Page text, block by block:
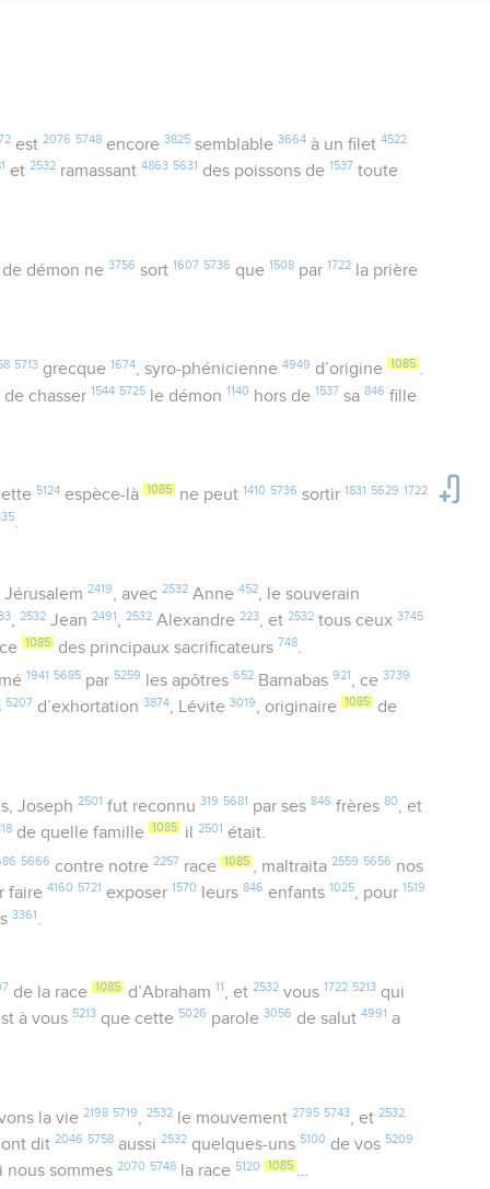
est 2076 5748encore 3825semblable 3664à un filet 4522
et2532 ramassant4863 5631 des poissons de 1537 toute
démon ne 3756 sort 1607 5736 que 1508par 1722la prière
5713grecque 1674, syro-phénicienne 4949 d’origine 1085 .
de chasser 1544 5725 le démon 1140 hors de 1537 sa846 fille
5124espèce-là 1085 ne peut 1410 5736 sortir 1831 5629 1722
Jérusalem 2419, avec 2532Anne 452, le souverain
,2532 Jean2491,2532 Alexandre223, et2532 tous ceux3745
1085 des principaux sacrificateurs 748
1941 5685par 5259 les apôtres 652Barnabas 921 , ce 3739
5207 d’exhortation3874, Lévite3019, originaire 1085
de
Joseph 2501 fut reconnu 319 5681 par ses 846 frères 80, et
de quelle famille 1085 il2501 était.
5666 contre notre 2257 race 1085 , maltraita 2559 5656 nos
faire4160 5721 exposer 1570 leurs846 enfants 1025, pour 1519
3361.
de la race 1085 d’Abraham 11 , et 2532vous 1722 5213qui
à vous 5213 que cette 5026 parole3056 de salut4991
a
la vie 2198 5719 2532le mouvement 2795 5743, et 2532
dit2046 5758 aussi2532 quelques-uns 5100 de vos 5209
nous sommes2070 5748 la race 5120 1085 …